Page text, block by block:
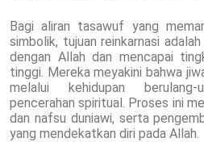
Bagi aliran tasawuf yang
simbolik, tujuan reinkarnasi
dengan Allah dan mencapai
tinggi. Mereka meyakini bahwa
melalui kehidupan
pencerahan spiritual. Proses ini
dan nafsu duniawi, serta
yang mendekatkan diri pada Allah.